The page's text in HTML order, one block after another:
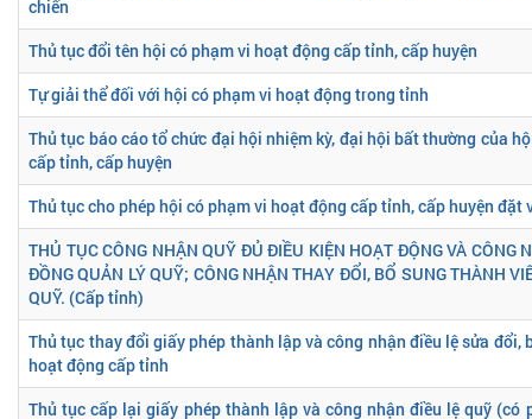
chiến
Thủ tục đổi tên hội có phạm vi hoạt động cấp tỉnh, cấp huyện
Tự giải thể đối với hội có phạm vi hoạt động trong tỉnh
Thủ tục báo cáo tổ chức đại hội nhiệm kỳ, đại hội bất thường của
cấp tỉnh, cấp huyện
Thủ tục cho phép hội có phạm vi hoạt động cấp tỉnh, cấp huyện đặt
THỦ TỤC CÔNG NHẬN QUỸ ĐỦ ĐIỀU KIỆN HOẠT ĐỘNG VÀ CÔNG
ĐỒNG QUẢN LÝ QUỸ; CÔNG NHẬN THAY ĐỔI, BỔ SUNG THÀNH
QUỸ. (Cấp tỉnh)
Thủ tục thay đổi giấy phép thành lập và công nhận điều lệ sửa đổi,
hoạt động cấp tỉnh
Thủ tục cấp lại giấy phép thành lập và công nhận điều lệ quỹ (có